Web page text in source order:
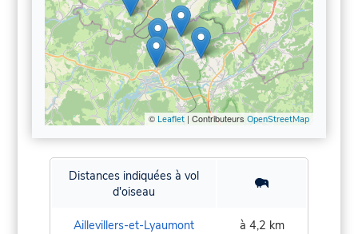
© Leaflet| Contributeurs OpenStreetMap
Distances indiquées à vol
d'oiseau
Aillevillers-et-Lyaumont à 4,2 km